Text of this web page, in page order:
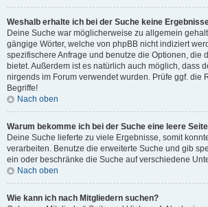
Weshalb erhalte ich bei der Suche keine
Deine Suche war möglicherweise zu allgemein
gängige Wörter, welche von phpBB nicht indiziert
spezifischere Anfrage und benutze die Optionen, die
bietet. Außerdem ist es natürlich auch möglich, dass
nirgends im Forum verwendet wurden. Prüfe ggf. die
Begriffe!
Nach oben
Warum bekomme ich bei der Suche eine leere
Deine Suche lieferte zu viele Ergebnisse, somit
verarbeiten. Benutze die erweiterte Suche und gib
ein oder beschränke die Suche auf verschiedene
Nach oben
Wie kann ich nach Mitgliedern suchen?